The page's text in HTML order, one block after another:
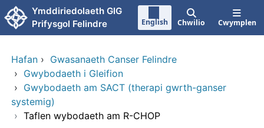
Neidio i'r prif gynnwy
Ymddiriedolaeth GIG
Prifysgol Felindre
English Chwilio Cwymplen
Hafan › Gwasanaeth Canser Felindre
› Gwybodaeth i Gleifion
› Gwybodaeth am SACT (therapi gwrth-ganser
systemig)
› Taflen wybodaeth am R-CHOP